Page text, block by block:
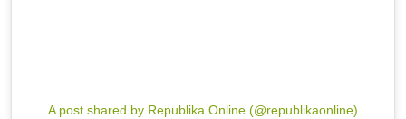
A post shared by Republika Online (@republikaonline)